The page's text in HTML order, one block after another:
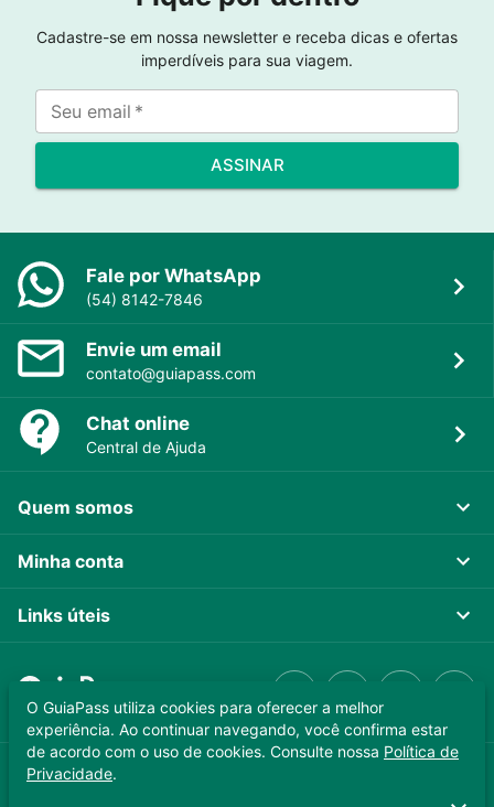
Cadastre-se em nossa newsletter e receba dicas e ofertas
imperdíveis para sua viagem.
Seu email *
ASSINAR
Fale por WhatsApp
(54) 8142-7846
Envie um email
contato@guiapass.com
Chat online
Central de Ajuda
Quem somos
Minha conta
Links úteis
GUIAPASS TECNOLOGIA LTDA. CNPJ 37.989.806/0001-64
O GuiaPass utiliza cookies para oferecer a melhor
experiência. Ao continuar navegando, você confirma estar
de acordo com o uso de cookies. Consulte nossa Política de
Privacidade.